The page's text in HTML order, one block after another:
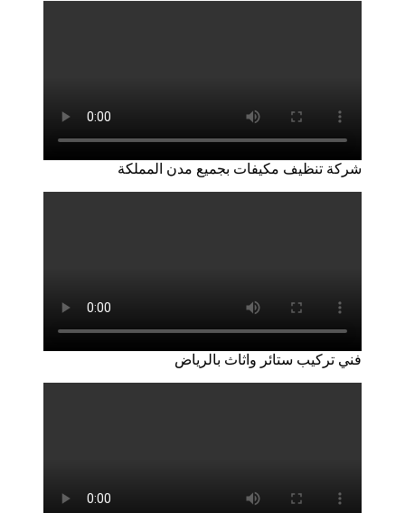
شركة تنظيف مكيفات بجميع مدن المملكة
فني تركيب ستائر واثاث بالرياض